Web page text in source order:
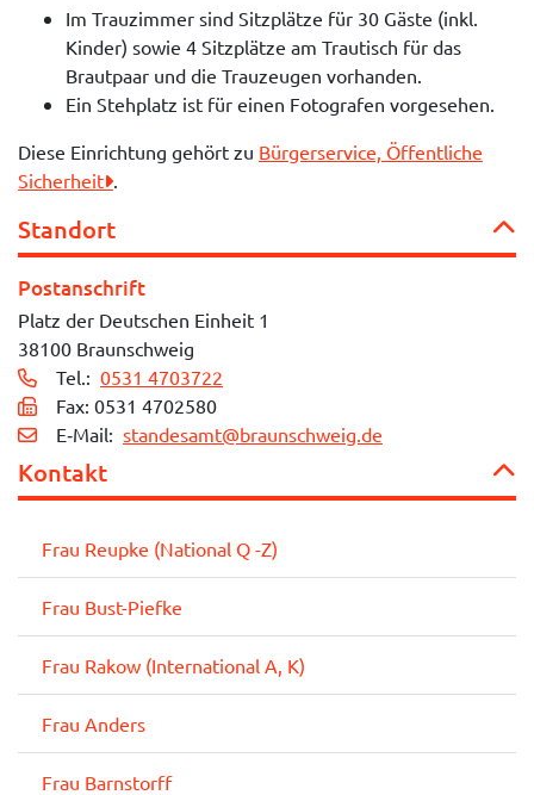
Im Trauzimmer sind Sitzplätze für 30 Gäste (inkl.
Kinder) sowie 4 Sitzplätze am Trautisch für das
Brautpaar und die Trauzeugen vorhanden.
Ein Stehplatz ist für einen Fotografen vorgesehen.
Diese Einrichtung gehört zu Bürgerservice, Öffentliche
Sicherheit .
Standort
Postanschrift
Platz der Deutschen Einheit 1
38100 Braunschweig
Tel.: 0531 4703722
Fax: 0531 4702580
E‑Mail: standesamt@braunschweig.de
Kontakt
Frau Reupke (National Q -Z)
Frau Bust-Piefke
Frau Rakow (International A, K)
Frau Anders
Frau Barnstorff